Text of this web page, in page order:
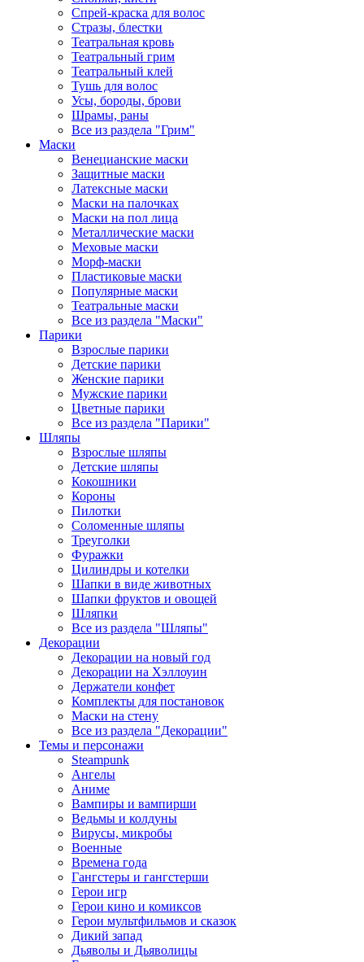
Спрей-краска для волос
Стразы, блестки
Театральная кровь
Театральный грим
Театральный клей
Тушь для волос
Усы, бороды, брови
Шрамы, раны
Все из раздела "Грим"
Маски
Венецианские маски
Защитные маски
Латексные маски
Маски на палочках
Маски на пол лица
Металлические маски
Меховые маски
Морф-маски
Пластиковые маски
Популярные маски
Театральные маски
Все из раздела "Маски"
Парики
Взрослые парики
Детские парики
Женские парики
Мужские парики
Цветные парики
Все из раздела "Парики"
Шляпы
Взрослые шляпы
Детские шляпы
Кокошники
Короны
Пилотки
Соломенные шляпы
Треуголки
Фуражки
Цилиндры и котелки
Шапки в виде животных
Шапки фруктов и овощей
Шляпки
Все из раздела "Шляпы"
Декорации
Декорации на новый год
Декорации на Хэллоуин
Держатели конфет
Комплекты для постановок
Маски на стену
Все из раздела "Декорации"
Темы и персонажи
Steampunk
Ангелы
Аниме
Вампиры и вампирши
Ведьмы и колдуны
Вирусы, микробы
Военные
Времена года
Гангстеры и гангстерши
Герои игр
Герои кино и комиксов
Герои мультфильмов и сказок
Дикий запад
Дьяволы и Дьяволицы